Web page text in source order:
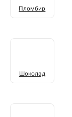
Пломбир
Шоколад